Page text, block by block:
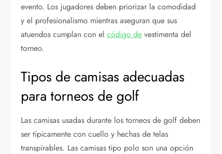
evento. Los jugadores deben priorizar la comodidad
y el profesionalismo mientras aseguran que sus
atuendos cumplan con elcódigo de vestimenta del
torneo.
Tipos de camisas adecuadas
para torneos de golf
Las camisas usadas durante los torneos de golf deben
ser típicamente con cuello y hechas de telas
transpirables. Las camisas tipo polo son una opción